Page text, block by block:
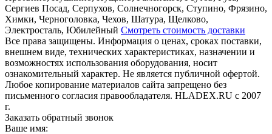
Сергиев Посад, Серпухов, Солнечногорск, Ступино, Фрязино,
Химки, Черноголовка, Чехов, Шатура, Щелково,
Электросталь, Юбилейный Смотреть стоимость доставки
Все права защищены. Информация о ценах, сроках поставки,
внешнем виде, технических характеристиках, назначении и
возможностях использования оборудования, носит
ознакомительный характер. Не является публичной офертой.
Любое копирование материалов сайта запрещено без
письменного согласия правообладателя. HLADEX.RU c 2007
г.
Заказать обратный звонок
Ваше имя: